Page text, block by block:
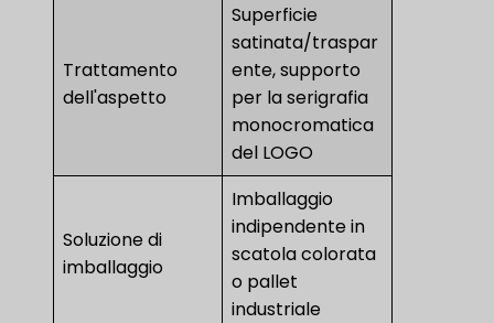
Trattamento
dell'aspetto
Superficie
satinata/traspar
ente, supporto
per la serigrafia
monocromatica
del LOGO
Soluzione di
imballaggio
Imballaggio
indipendente in
scatola colorata
o pallet
industriale